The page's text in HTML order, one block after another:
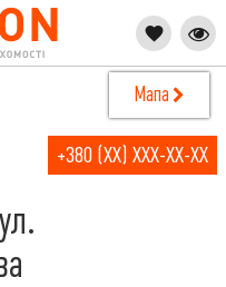
Мапа
+380 (XX) XXX-XX-XX